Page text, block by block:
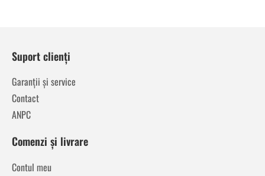
Suport clienți
Garanții și service
Contact
ANPC
Comenzi și livrare
Contul meu